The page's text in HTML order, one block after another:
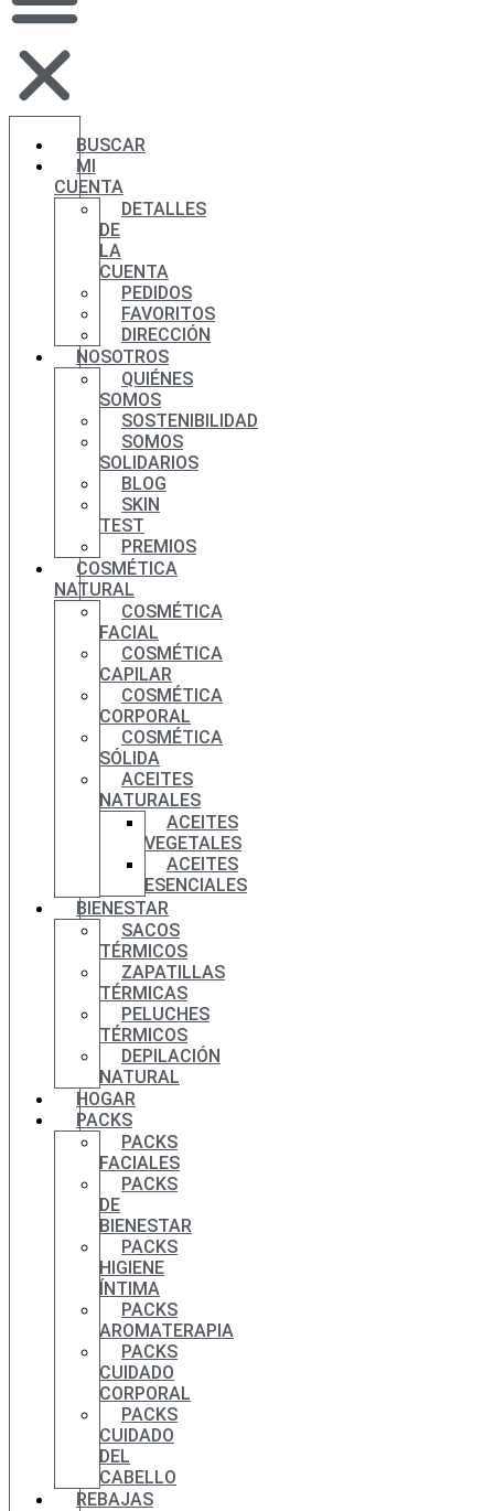
BUSCAR
MI
CUENTA
DETALLES
DE
LA
CUENTA
PEDIDOS
FAVORITOS
DIRECCIÓN
NOSOTROS
QUIÉNES
SOMOS
SOSTENIBILIDAD
SOMOS
SOLIDARIOS
BLOG
SKIN
TEST
PREMIOS
COSMÉTICA
NATURAL
COSMÉTICA
FACIAL
COSMÉTICA
CAPILAR
COSMÉTICA
CORPORAL
COSMÉTICA
SÓLIDA
ACEITES
NATURALES
ACEITES
VEGETALES
ACEITES
ESENCIALES
BIENESTAR
SACOS
TÉRMICOS
ZAPATILLAS
TÉRMICAS
PELUCHES
TÉRMICOS
DEPILACIÓN
NATURAL
HOGAR
PACKS
PACKS
FACIALES
PACKS
DE
BIENESTAR
PACKS
HIGIENE
ÍNTIMA
PACKS
AROMATERAPIA
PACKS
CUIDADO
CORPORAL
PACKS
CUIDADO
DEL
CABELLO
REBAJAS